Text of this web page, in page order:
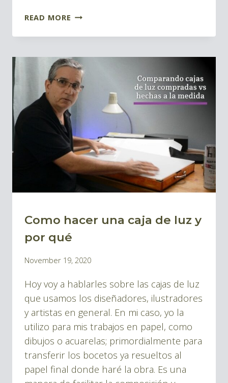
READ MORE ACUARELAS
1
BLOG
IDEAS
HERRAMIENTAS
Como hacer una caja de luz y
por qué
By
Montes
November 19, 2020
Hoy voy a hablarles sobre las cajas de luz
que usamos los diseñadores, ilustradores
y artistas en general. En mi caso, yo la
utilizo para mis trabajos en papel, como
dibujos o acuarelas; primordialmente para
transferir los bocetos ya resueltos al
papel final donde haré la obra. Es una